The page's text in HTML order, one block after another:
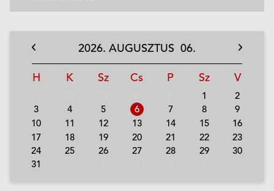
2026. AUGUSZTUS 06.
H K Sz Cs P Sz V
1
2
3
4 5 6 7 8
9
10
11 12 13 14 15
16
17
18 19 20 21 22
23
24
25 26 27 28 29
30
31